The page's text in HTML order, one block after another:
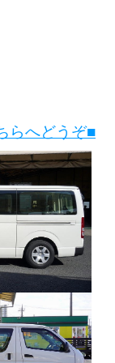
らへどうぞ■